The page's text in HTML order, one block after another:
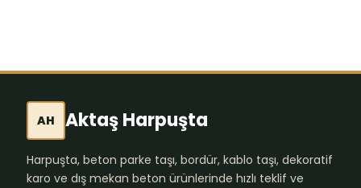
AH Aktaş Harpuşta
Harpuşta, beton parke taşı, bordür, kablo taşı, dekoratif
karo ve dış mekan beton ürünlerinde hızlı teklif ve